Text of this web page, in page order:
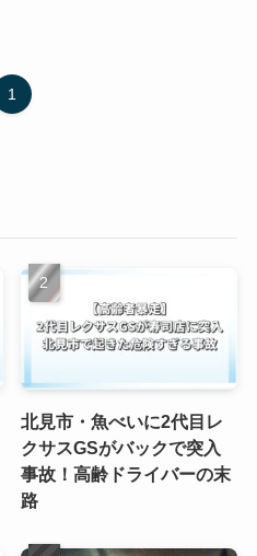
1
北見市・魚べいに2代目レ
クサスGSがバックで突入
事故！高齢ドライバーの末
路